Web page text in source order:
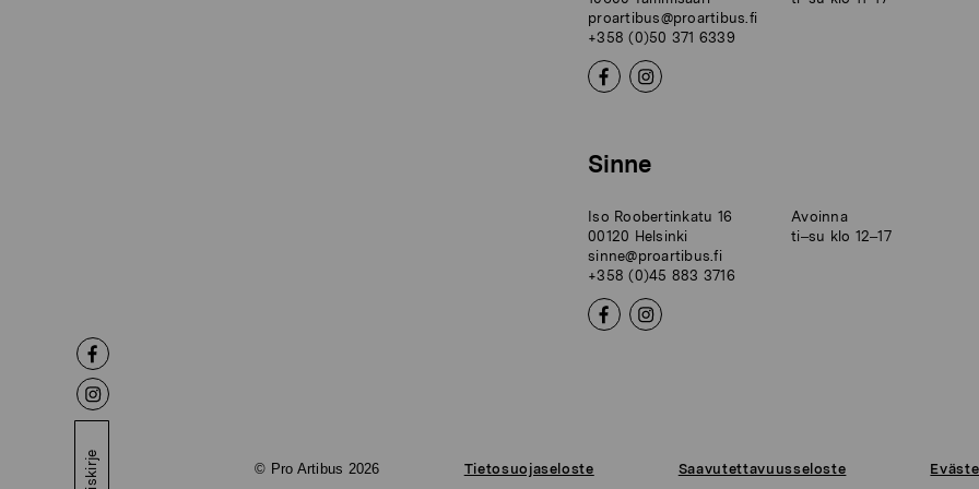
proartibus@proartibus.fi
+358 (0)50 371 6339
Sinne
Iso Roobertinkatu 16
00120 Helsinki
sinne@proartibus.fi
+358 (0)45 883 3716
Avoinna
ti–su klo 12–17
© Pro Artibus 2026 Tietosuojaseloste Saavutettavuusseloste